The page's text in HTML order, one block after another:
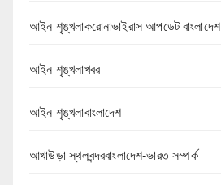
আইন শৃঙ্খলাকরোনাভাইরাস আপডেট বাংলাদেশ
আইন শৃঙ্খলাখবর
আইন শৃঙ্খলাবাংলাদেশ
আখাউড়া স্থলবন্দরবাংলাদেশ-ভারত সম্পর্ক